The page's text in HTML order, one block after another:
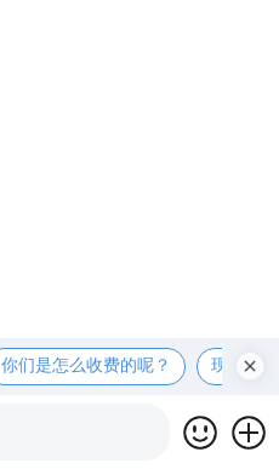
你们是怎么收费的呢？ 现在有